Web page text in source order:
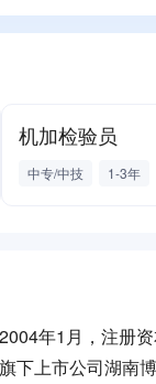
机加检验员
中专/中技 1-3年
年1月，注册
下上市公司湖南